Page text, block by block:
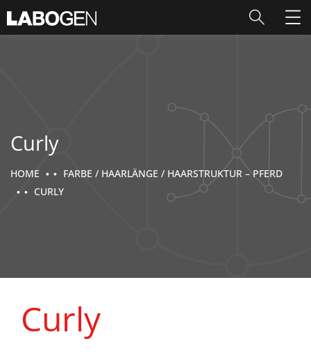
Curly
HOME
FARBE / HAARLÄNGE / HAARSTRUKTUR – PFERD
CURLY
Curly